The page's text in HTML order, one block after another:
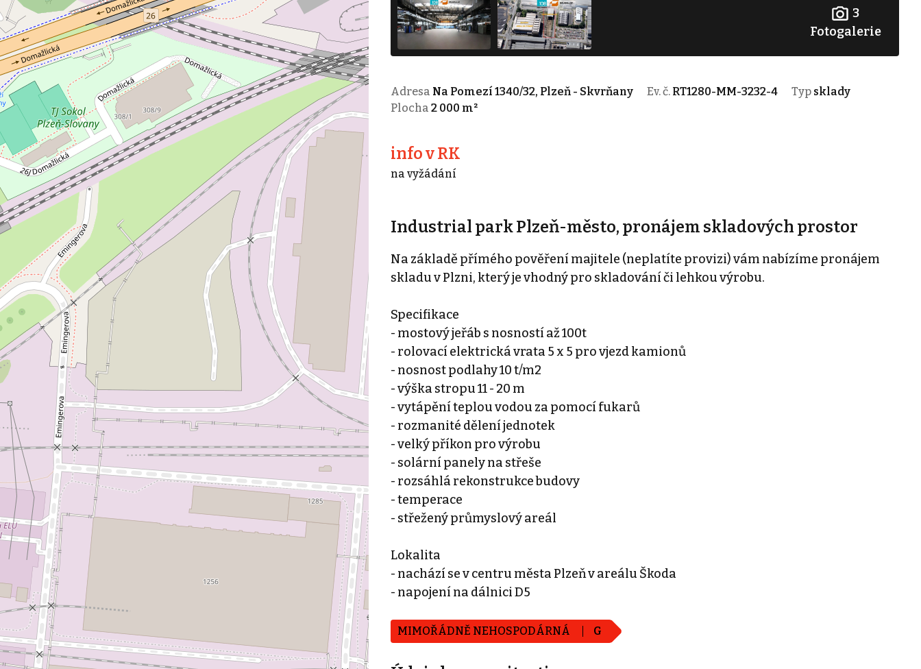
3
Fotogalerie
Adresa Na Pomezí 1340/32, Plzeň - Skvrňany Ev. č. RT1280-MM-3232-4 Typ sklady
Plocha 2 000 m²
info v RK
na vyžádání
Industrial park Plzeň-město, pronájem skladových prostor
Na základě přímého pověření majitele (neplatíte provizi) vám nabízíme pronájem
skladu v Plzni, který je vhodný pro skladování či lehkou výrobu.
Specifikace
- mostový jeřáb s nosností až 100t
- rolovací elektrická vrata 5 x 5 pro vjezd kamionů
- nosnost podlahy 10 t/m2
- výška stropu 11 - 20 m
- vytápění teplou vodou za pomocí fukarů
- rozmanité dělení jednotek
- velký příkon pro výrobu
- solární panely na střeše
- rozsáhlá rekonstrukce budovy
- temperace
- střežený průmyslový areál
Lokalita
- nachází se v centru města Plzeň v areálu Škoda
- napojení na dálnici D5
MIMOŘÁDNĚ NEHOSPODÁRNÁ G